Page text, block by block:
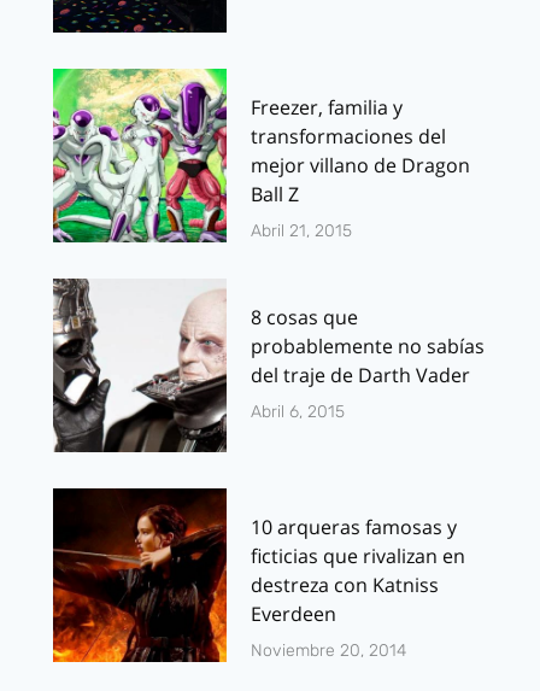
Freezer, familia y
transformaciones del
mejor villano de Dragon
Ball Z
Abril 21, 2015
8 cosas que
probablemente no sabías
del traje de Darth Vader
Abril 6, 2015
10 arqueras famosas y
ficticias que rivalizan en
destreza con Katniss
Everdeen
Noviembre 20, 2014